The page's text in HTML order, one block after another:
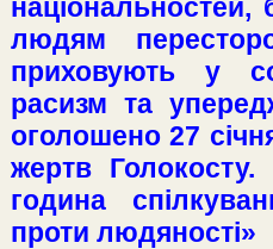
національностей,
людям
приховують у
расизм та
оголошено 27
жертв
година
проти людяності»